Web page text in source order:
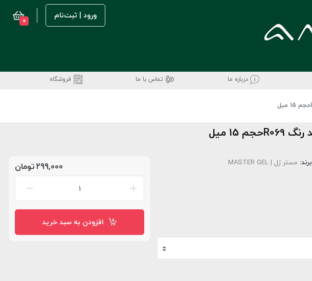
ورود | ثبت‌نام 0
درباره ما تماس با ما فروشگاه
برند: مستر ژل | MASTER GEL 299,000تومان
افزودن به سبد خرید